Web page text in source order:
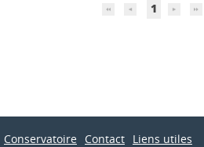
1
Conservatoire Contact Liens utiles